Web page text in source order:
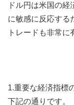
ドル円は米国の
に敏感に反応する
トレードも非常に
1.重要な経済指標
下記の通りです。